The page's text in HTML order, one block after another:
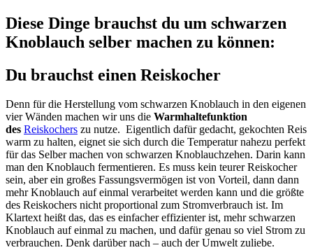
Diese Dinge brauchst du um schwarzen
Knoblauch selber machen zu können:
Du brauchst einen Reiskocher
Denn für die Herstellung vom schwarzen Knoblauch in den eigenen
vier Wänden machen wir uns die Warmhaltefunktion
des Reiskochers zu nutze. Eigentlich dafür gedacht, gekochten Reis
warm zu halten, eignet sie sich durch die Temperatur nahezu perfekt
für das Selber machen von schwarzen Knoblauchzehen. Darin kann
man den Knoblauch fermentieren. Es muss kein teurer Reiskocher
sein, aber ein großes Fassungsvermögen ist von Vorteil, dann dann
mehr Knoblauch auf einmal verarbeitet werden kann und die größte
des Reiskochers nicht proportional zum Stromverbrauch ist. Im
Klartext heißt das, das es einfacher effizienter ist, mehr schwarzen
Knoblauch auf einmal zu machen, und dafür genau so viel Strom zu
verbrauchen. Denk darüber nach – auch der Umwelt zuliebe.